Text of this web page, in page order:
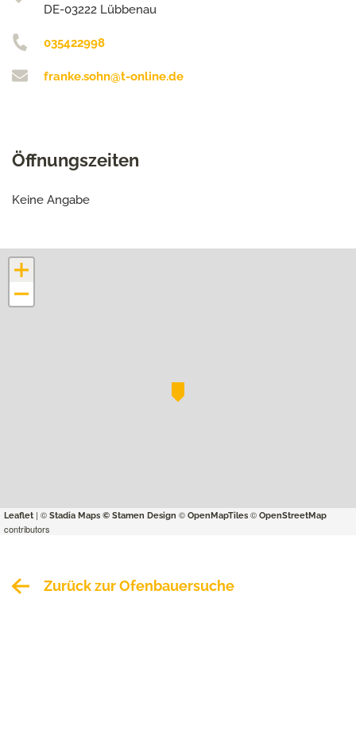
DE-03222 Lübbenau
035422998
franke.sohn@t-online.de
Öffnungszeiten
Keine Angabe
+
−
Leaflet | © Stadia Maps © Stamen Design © OpenMapTiles © OpenStreetMap
contributors
Zurück zur Ofenbauersuche